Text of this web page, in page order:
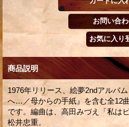
商品説明
1976年リリース、絵夢2ndアルバ
へ…／母からの手紙』を含む全12
です。編曲は、高田みづえ「私は
松井忠重。